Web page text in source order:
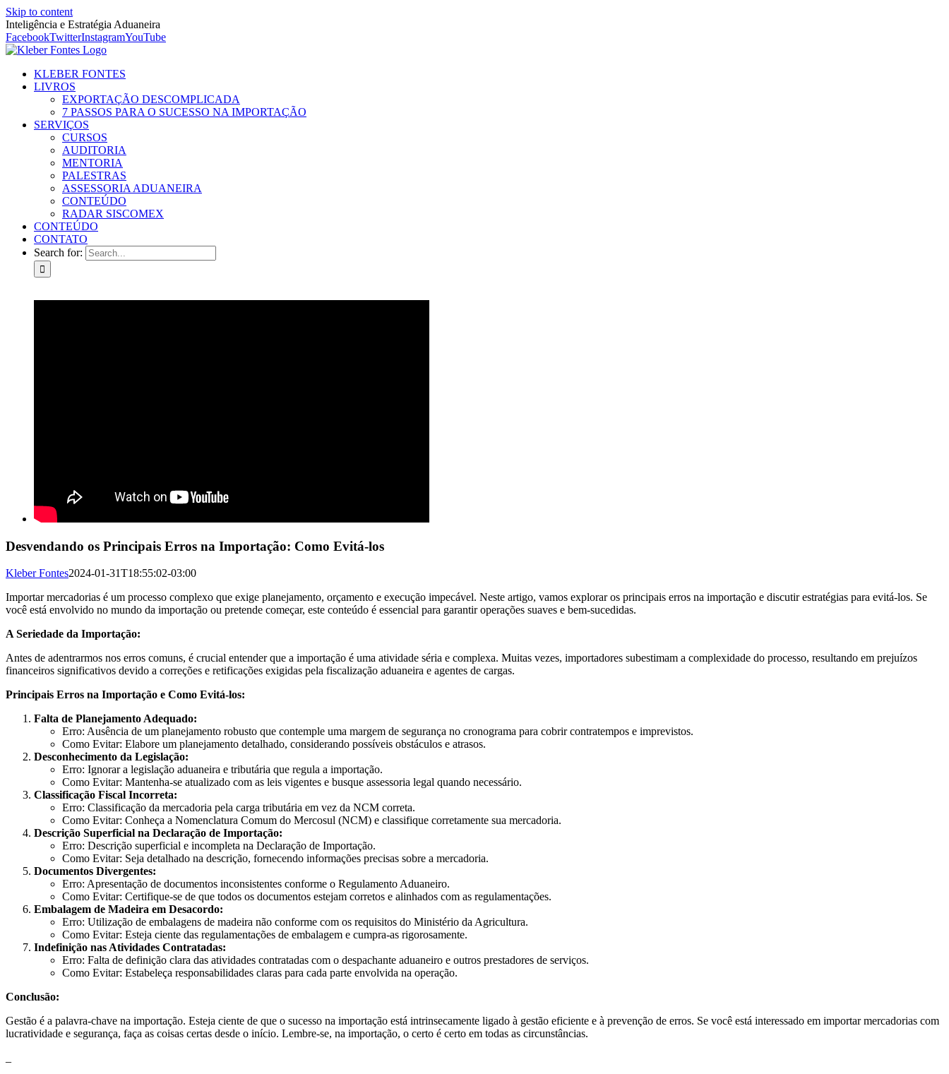
Skip to content
Inteligência e Estratégia Aduaneira
FacebookTwitterInstagramYouTube
KLEBER FONTES
LIVROS
EXPORTAÇÃO DESCOMPLICADA
7 PASSOS PARA O SUCESSO NA IMPORTAÇÃO
SERVIÇOS
CURSOS
AUDITORIA
MENTORIA
PALESTRAS
ASSESSORIA ADUANEIRA
CONTEÚDO
RADAR SISCOMEX
CONTEÚDO
CONTATO
Search for:
Desvendando os Principais Erros na Importação: Como Evitá-los
Kleber Fontes2024-01-31T18:55:02-03:00
Importar mercadorias é um processo complexo que exige planejamento, orçamento e execução impecável. Neste artigo, vamos explorar os principais erros na importação e discutir estratégias para evitá-los. Se
você está envolvido no mundo da importação ou pretende começar, este conteúdo é essencial para garantir operações suaves e bem-sucedidas.
A Seriedade da Importação:
Antes de adentrarmos nos erros comuns, é crucial entender que a importação é uma atividade séria e complexa. Muitas vezes, importadores subestimam a complexidade do processo, resultando em prejuízos
financeiros significativos devido a correções e retificações exigidas pela fiscalização aduaneira e agentes de cargas.
Principais Erros na Importação e Como Evitá-los:
Falta de Planejamento Adequado:
Erro: Ausência de um planejamento robusto que contemple uma margem de segurança no cronograma para cobrir contratempos e imprevistos.
Como Evitar: Elabore um planejamento detalhado, considerando possíveis obstáculos e atrasos.
Desconhecimento da Legislação:
Erro: Ignorar a legislação aduaneira e tributária que regula a importação.
Como Evitar: Mantenha-se atualizado com as leis vigentes e busque assessoria legal quando necessário.
Classificação Fiscal Incorreta:
Erro: Classificação da mercadoria pela carga tributária em vez da NCM correta.
Como Evitar: Conheça a Nomenclatura Comum do Mercosul (NCM) e classifique corretamente sua mercadoria.
Descrição Superficial na Declaração de Importação:
Erro: Descrição superficial e incompleta na Declaração de Importação.
Como Evitar: Seja detalhado na descrição, fornecendo informações precisas sobre a mercadoria.
Documentos Divergentes:
Erro: Apresentação de documentos inconsistentes conforme o Regulamento Aduaneiro.
Como Evitar: Certifique-se de que todos os documentos estejam corretos e alinhados com as regulamentações.
Embalagem de Madeira em Desacordo:
Erro: Utilização de embalagens de madeira não conforme com os requisitos do Ministério da Agricultura.
Como Evitar: Esteja ciente das regulamentações de embalagem e cumpra-as rigorosamente.
Indefinição nas Atividades Contratadas:
Erro: Falta de definição clara das atividades contratadas com o despachante aduaneiro e outros prestadores de serviços.
Como Evitar: Estabeleça responsabilidades claras para cada parte envolvida na operação.
Conclusão:
Gestão é a palavra-chave na importação. Esteja ciente de que o sucesso na importação está intrinsecamente ligado à gestão eficiente e à prevenção de erros. Se você está interessado em importar mercadorias com
lucratividade e segurança, faça as coisas certas desde o início. Lembre-se, na importação, o certo é certo em todas as circunstâncias.